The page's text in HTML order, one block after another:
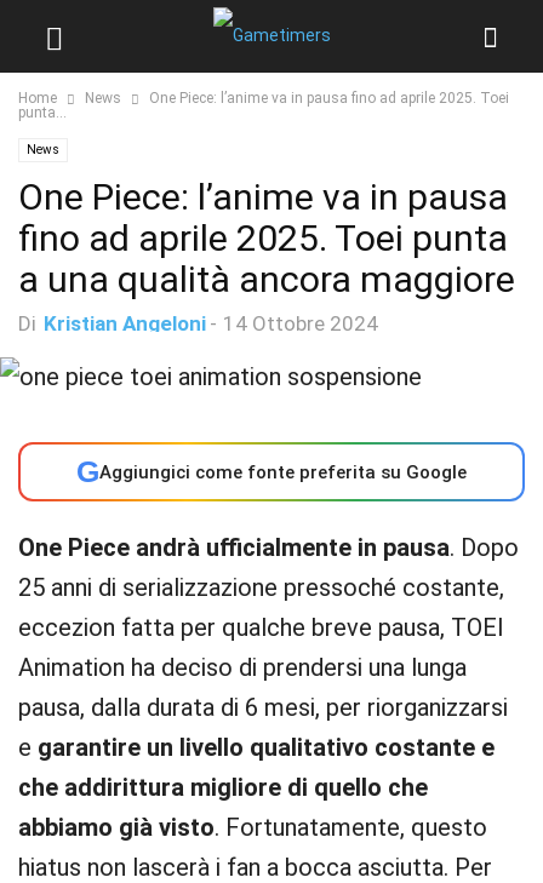
Home News
One Piece: l’anime va in pausa fino ad aprile 2025. Toei
punta...
News
One Piece: l’anime va in pausa
fino ad aprile 2025. Toei punta
a una qualità ancora maggiore
Di Kristian Angeloni - 14 Ottobre 2024
GAggiungici come fonte preferita su Google
One Piece andrà ufficialmente in pausa. Dopo
25 anni di serializzazione pressoché costante,
eccezion fatta per qualche breve pausa, TOEI
Animation ha deciso di prendersi una lunga
pausa, dalla durata di 6 mesi, per riorganizzarsi
e garantire un livello qualitativo costante e
che addirittura migliore di quello che
abbiamo già visto. Fortunatamente, questo
hiatus non lascerà i fan a bocca asciutta. Per